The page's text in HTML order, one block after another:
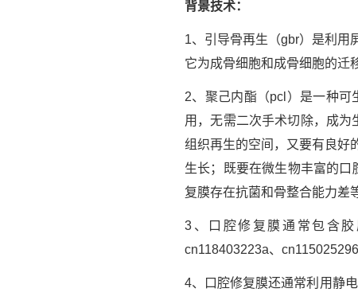
背景技术：
1、引导骨再生（gbr）是利用
它为成骨细胞和成骨细胞的迁
2、聚己内酯（pcl）是一种可
用，无需二次手术切除，成
组织再生的空间，又要有良好
生长；既要在微生物丰富的
复膜存在抗菌和骨整合能力差
3、口腔修复膜通常包含胶
cn118403223a、
4、口腔修复膜还通常利用静